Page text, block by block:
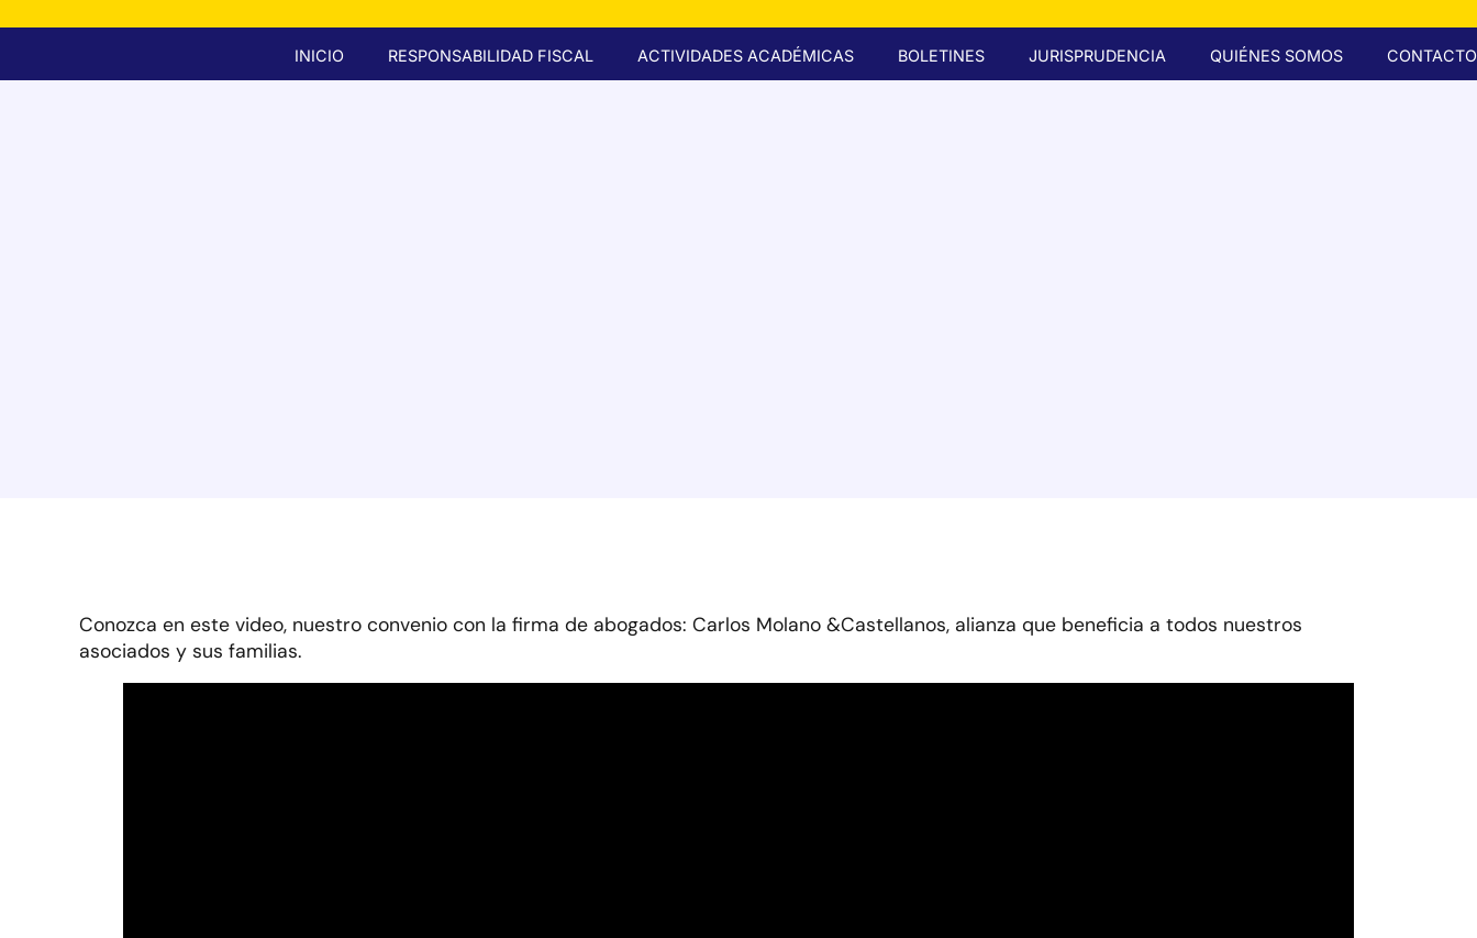
INICIO RESPONSABILIDAD FISCAL ACTIVIDADES ACADÉMICAS BOLETINES JURISPRUDENCIA QUIÉNES SOMOS CONTACTO
Conozca en este video, nuestro convenio con la firma de abogados: Carlos Molano &Castellanos, alianza que beneficia a todos nuestros
asociados y sus familias.